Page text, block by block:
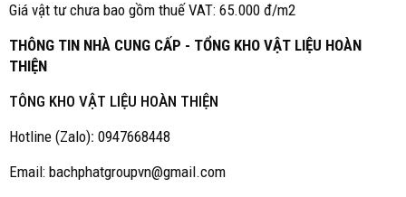
Giá vật tư chưa bao gồm thuế VAT: 65.000 đ/m2
THÔNG TIN NHÀ CUNG CẤP - TỔNG KHO VẬT LIỆU HOÀN
THIỆN
TÔNG KHO VẬT LIỆU HOÀN THIỆN
Hotline (Zalo): 0947668448
Email: bachphatgroupvn@gmail.com